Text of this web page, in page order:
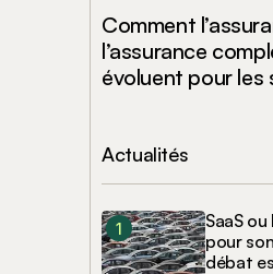
Comment
l’assurance
évoluent pour
Actualités
SaaS
pour
débat